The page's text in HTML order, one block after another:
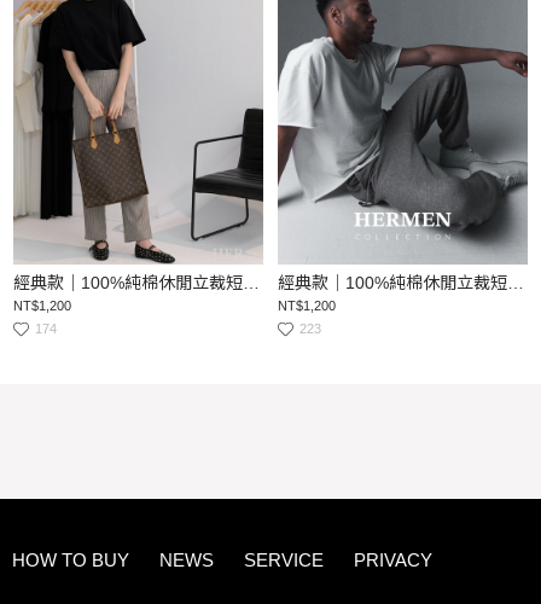
NT$1,200
174
NT$1,200
223
HOW TO BUY NEWS SERVICE PRIVACY